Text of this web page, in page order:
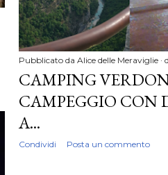
Pubblicato da Alice delle Meraviglie
CAMPING
CAMPEGGIO
A...
Condividi Posta un commento